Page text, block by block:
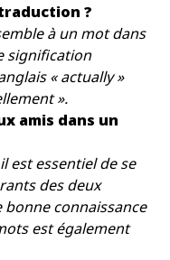
?
à un mot dans
signification
« actually »
».
amis dans un
est essentiel de se
des deux
bonne connaissance
est également